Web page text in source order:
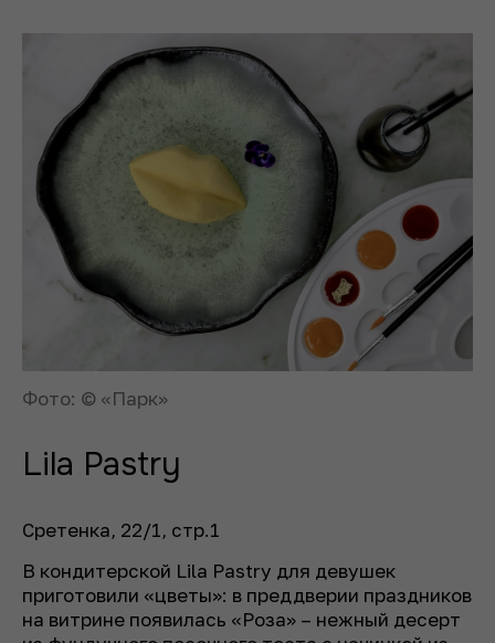
Фото: © «‎Парк»‎
Lila Pastry
Сретенка, 22/1, стр.1
В кондитерской Lila Pastry для девушек
приготовили «цветы»: в преддверии праздников
на витрине появилась «Роза» – нежный десерт